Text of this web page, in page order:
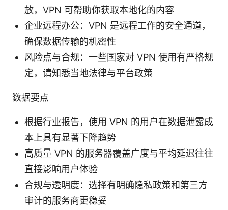
放，VPN 可帮助你获取本地化的内容
企业远程办公：VPN 是远程工作的安全通道，
确保数据传输的机密性
风险点与合规：一些国家对 VPN 使用有严格规
定，请知悉当地法律与平台政策
数据要点
根据行业报告，使用 VPN 的用户在数据泄露成
本上具有显著下降趋势
高质量 VPN 的服务器覆盖广度与平均延迟往往
直接影响用户体验
合规与透明度：选择有明确隐私政策和第三方
审计的服务商更稳妥